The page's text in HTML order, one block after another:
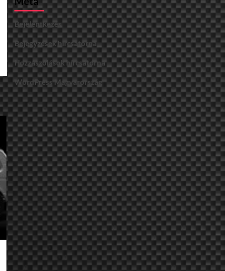
Bejelentkezés
Bejegyzések hírcsatorna
Hozzászólások hírcsatorna
WordPress Magyarország